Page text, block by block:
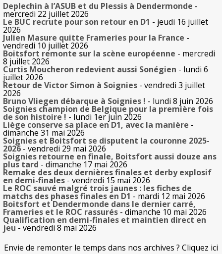
Deplechin à l’ASUB et du Plessis à Dendermonde -
mercredi 22 juillet 2026
Le BUC recrute pour son retour en D1 - jeudi 16 juillet
2026
Julien Masure quitte Frameries pour la France -
vendredi 10 juillet 2026
Boitsfort remonte sur la scène européenne - mercredi
8 juillet 2026
Curtis Moucheron redevient aussi Sonégien - lundi 6
juillet 2026
Retour de Victor Simon à Soignies - vendredi 3 juillet
2026
Bruno Vliegen débarque à Soignies ! - lundi 8 juin 2026
Soignies champion de Belgique pour la première fois
de son histoire ! - lundi 1er juin 2026
Liège conserve sa place en D1, avec la manière -
dimanche 31 mai 2026
Soignies et Boitsfort se disputent la couronne 2025-
2026 - vendredi 29 mai 2026
Soignies retourne en finale, Boitsfort aussi douze ans
plus tard - dimanche 17 mai 2026
Remake des deux dernières finales et derby explosif
en demi-finales - vendredi 15 mai 2026
Le ROC sauvé malgré trois jaunes : les fiches de
matchs des phases finales en D1 - mardi 12 mai 2026
Boitsfort et Dendermonde dans le dernier carré,
Frameries et le ROC rassurés - dimanche 10 mai 2026
Qualification en demi-finales et maintien direct en
jeu - vendredi 8 mai 2026
Envie de remonter le temps dans nos archives ? Cliquez ici